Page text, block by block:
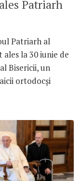
Patriarh
Patriarh al
la 30 iunie de
Bisericii, un
ortodocși